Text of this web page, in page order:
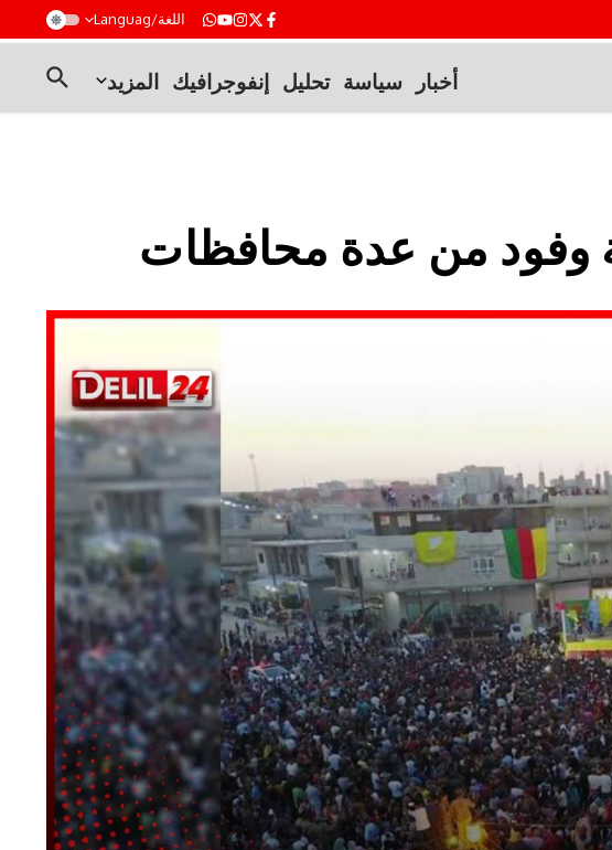
اللغة/Languag
أخبار سياسة تحليل إنفوجرافيك المزيد
وفود من عدة محافظات